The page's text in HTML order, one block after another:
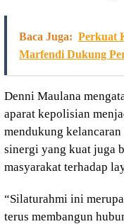
Baca Juga: Perkuat
Marfendi Dukung
Denni Maulana
aparat kepolisian
mendukung
sinergi yang kuat juga
masyarakat terhadap
“Silaturahmi ini
terus membangun